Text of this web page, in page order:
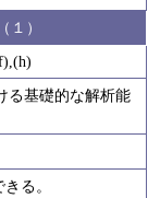
１）
る基礎的な解析能
る。